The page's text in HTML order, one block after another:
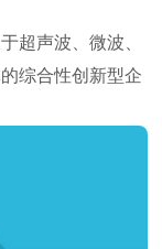
超声波、微波、
综合性创新型企